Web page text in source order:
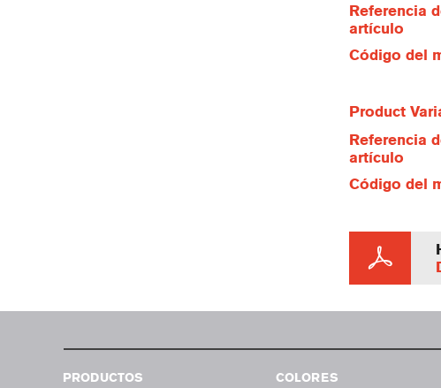
Referencia
artículo
Código del
Product
Referencia
artículo
Código del
PRODUCTOS
COLORES